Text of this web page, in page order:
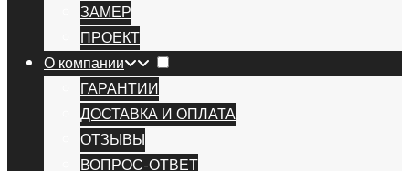
ЗАМЕР
ПРОЕКТ
О компании
ГАРАНТИИ
ДОСТАВКА И ОПЛАТА
ОТЗЫВЫ
ВОПРОС-ОТВЕТ